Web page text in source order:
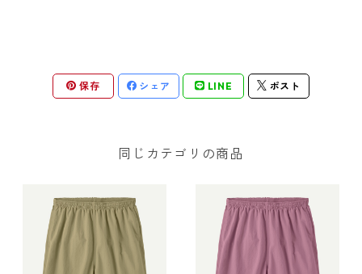
保存 シェア LINE ポスト
同じカテゴリの商品